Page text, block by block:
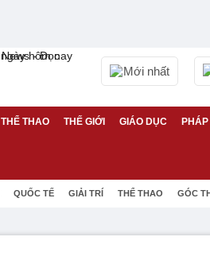
Mới nhất
THỂ THAO THẾ GIỚI GIÁO DỤC
QUỐC TẾ GIẢI TRÍ THỂ THAO GÓC